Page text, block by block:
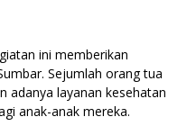
ini memberikan
Sejumlah orang tua
adanya layanan kesehatan
anak-anak mereka.